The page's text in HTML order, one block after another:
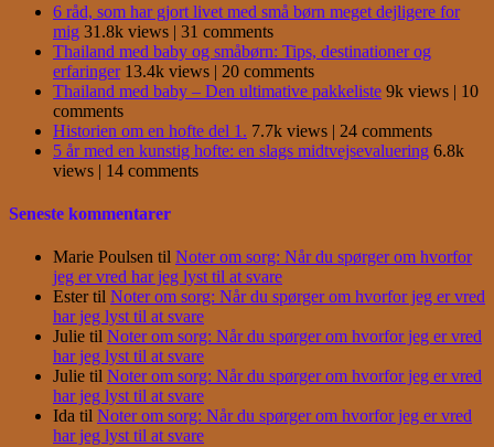
6 råd, som har gjort livet med små børn meget dejligere for
mig 31.8k views | 31 comments
Thailand med baby og småbørn: Tips, destinationer og
erfaringer 13.4k views | 20 comments
Thailand med baby – Den ultimative pakkeliste 9k views | 10
comments
Historien om en hofte del 1. 7.7k views | 24 comments
5 år med en kunstig hofte: en slags midtvejsevaluering 6.8k
views | 14 comments
Seneste kommentarer
Marie Poulsen til Noter om sorg: Når du spørger om hvorfor
jeg er vred har jeg lyst til at svare
Estertil Noter om sorg: Når du spørger om hvorfor jeg er vred
har jeg lyst til at svare
Julie til Noter om sorg: Når du spørger om hvorfor jeg er vred
har jeg lyst til at svare
Julie til Noter om sorg: Når du spørger om hvorfor jeg er vred
har jeg lyst til at svare
Ida til Noter om sorg: Når du spørger om hvorfor jeg er vred
har jeg lyst til at svare